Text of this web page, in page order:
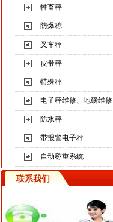
牲畜秤
防爆称
叉车秤
皮带秤
特殊秤
电子秤维修、地磅维修
防水秤
带报警电子秤
自动称重系统
联系我们